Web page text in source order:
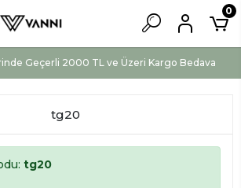
Geçerli 2000 TL ve Üzeri Kargo Bedava
0
tg20
tg20